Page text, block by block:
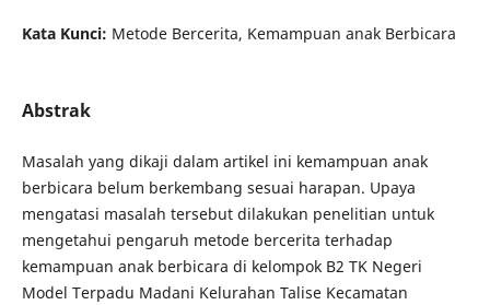
Kata Kunci: Metode Bercerita, Kemampuan anak Berbicara
Abstrak
Masalah yang dikaji dalam artikel ini kemampuan anak
berbicara belum berkembang sesuai harapan. Upaya
mengatasi masalah tersebut dilakukan penelitian untuk
mengetahui pengaruh metode bercerita terhadap
kemampuan anak berbicara di kelompok B2 TK Negeri
Model Terpadu Madani Kelurahan Talise Kecamatan